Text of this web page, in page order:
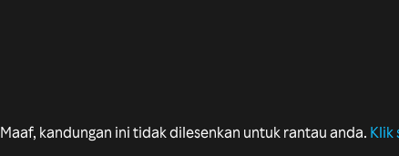
Maaf, kandungan ini tidak dilesenkan untuk rantau anda. Klik